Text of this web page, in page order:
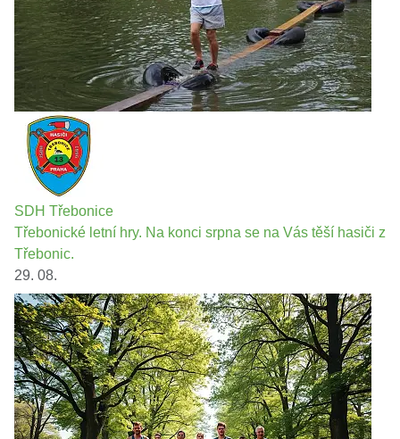
SDH Třebonice
Třebonické letní hry. Na konci srpna se na Vás těší hasiči z
Třebonic.
29. 08.